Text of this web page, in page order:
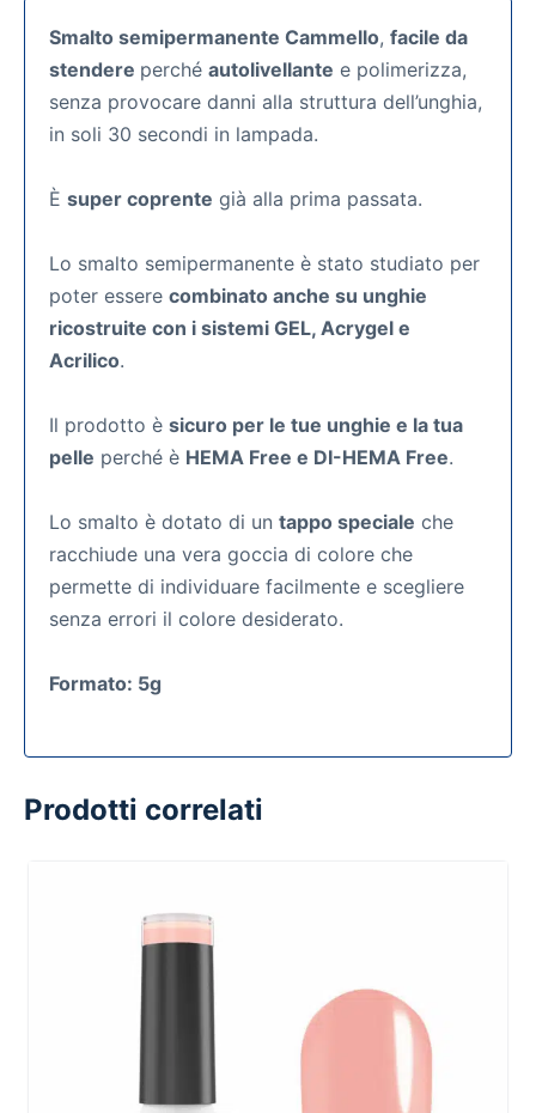
Smalto semipermanente Cammello, facile da
stendere perché autolivellante e polimerizza,
senza provocare danni alla struttura dell’unghia,
in soli 30 secondi in lampada.
È super coprente già alla prima passata.
Lo smalto semipermanente è stato studiato per
poter essere combinato anche su unghie
ricostruite con i sistemi GEL, Acrygel e
Acrilico.
Il prodotto è sicuro per le tue unghie e la tua
pelle perché è HEMA Free e DI-HEMA Free.
Lo smalto è dotato di un tappo speciale che
racchiude una vera goccia di colore che
permette di individuare facilmente e scegliere
senza errori il colore desiderato.
Formato: 5g
Prodotti correlati